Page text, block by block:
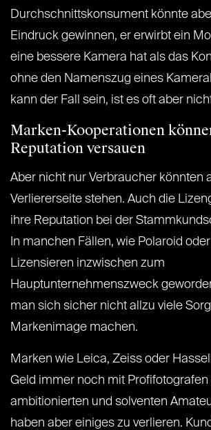
Durchschnittskonsument könnte
Eindruck gewinnen, er erwirbt ein
eine bessere Kamera hat als das
ohne den Namenszug eines
kann der Fall sein, ist es oft aber
Marken-Kooperationen
Reputation versauen
Aber nicht nur Verbraucher könnten
Verliererseite stehen. Auch die
ihre Reputation bei der
In manchen Fällen, wie Polaroid
Lizensieren inzwischen zum
Hauptunternehmenszweck
man sich sicher nicht allzu viele
Markenimage machen.
Marken wie Leica, Zeiss oder
Geld immer noch mit Profifotografen
ambitionierten und solventen
haben aber einiges zu verlieren.